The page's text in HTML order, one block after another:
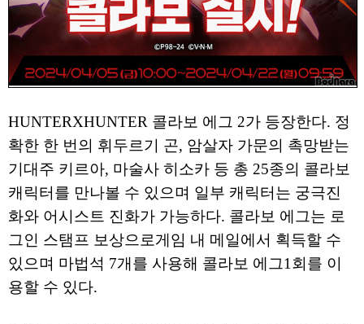
HUNTERXHUNTER 콜라보 에그 2가 등장한다. 정
확한 한 번의 휘두르기 곤, 암살자 가문의 촉망받는
기대주 키르아, 마술사 히소카 등 총 25종의 콜라보
캐릭터를 만나볼 수 있으며 일부 캐릭터는 궁극진
화와 어시스트 진화가 가능하다. 콜라보 에그는 로
그인 스탬프 보상으로게임 내 메일에서 획득할 수
있으며 마법석 7개를 사용해 콜라보 에그1회를 이
용할 수 있다.